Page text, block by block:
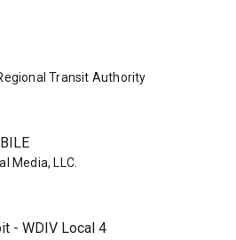
Transit Authority
Media, LLC.
- WDIV Local 4